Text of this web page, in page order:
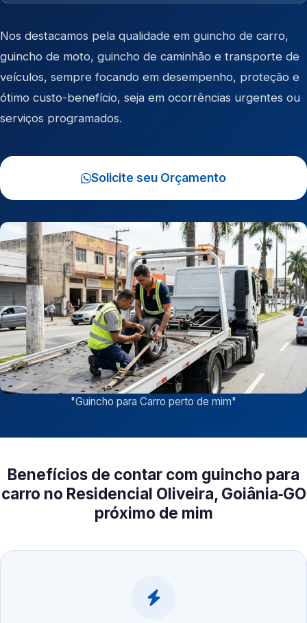
Nos destacamos pela qualidade em guincho de carro,
guincho de moto, guincho de caminhão e transporte de
veículos, sempre focando em desempenho, proteção e
ótimo custo-benefício, seja em ocorrências urgentes ou
serviços programados.
Solicite seu Orçamento
"Guincho para Carro perto de mim"
Benefícios de contar com guincho para
carro no Residencial Oliveira, Goiânia‑GO
próximo de mim